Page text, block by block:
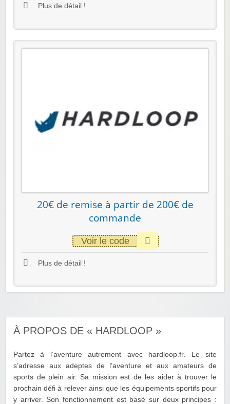
Plus de détail !
20€ de remise à partir de 200€ de
commande
Voir le code
Plus de détail !
À PROPOS DE « HARDLOOP »
Partez à l’aventure autrement avec hardloop.fr. Le site
s’adresse aux adeptes de l’aventure et aux amateurs de
sports de plein air. Sa mission est de les aider à trouver le
prochain défi à relever ainsi que les équipements sportifs pour
y arriver. Son fonctionnement est basé sur deux principes :